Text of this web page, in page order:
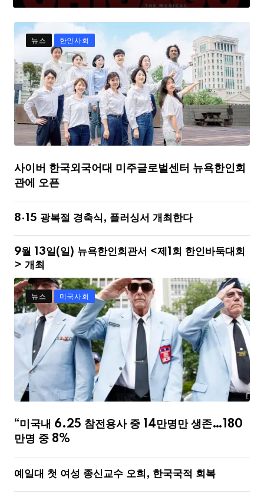
뉴스 한인사회
사이버 한국외국어대 미주글로벌센터 뉴욕한인회
관에 오픈
8·15 광복절 경축식, 플러싱서 개최한다
9월 13일(일) 뉴욕한인회관서 <제1회 한인바둑대회
> 개최
뉴스 미국사회
“미국내 6.25 참전용사 중 14만명만 생존…180
만명 중 8%
예일대 첫 여성 종신교수 오희, 한국국적 회복